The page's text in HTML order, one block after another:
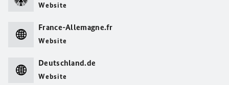
Website
France-Allemagne.fr
Website
Deutschland.de
Website